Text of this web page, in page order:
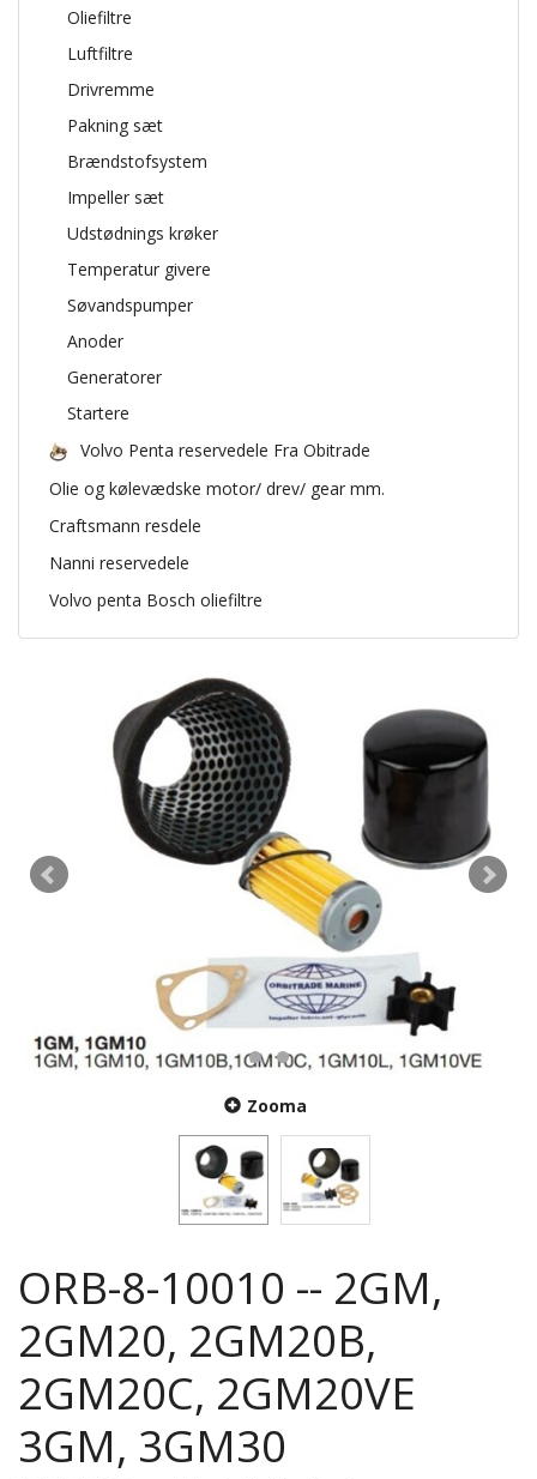
Oliefiltre
Luftfiltre
Drivremme
Pakning sæt
Brændstofsystem
Impeller sæt
Udstødnings krøker
Temperatur givere
Søvandspumper
Anoder
Generatorer
Startere
Volvo Penta reservedele Fra Obitrade
Olie og kølevædske motor/ drev/ gear mm.
Craftsmann resdele
Nanni reservedele
Volvo penta Bosch oliefiltre
Zooma
ORB-8-10010 -- 2GM,
2GM20, 2GM20B,
2GM20C, 2GM20VE
3GM, 3GM30